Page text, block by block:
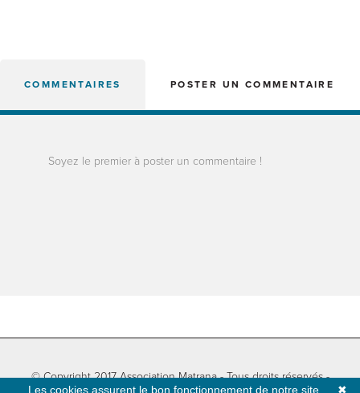
COMMENTAIRES POSTER UN COMMENTAIRE
Soyez le premier à poster un commentaire !
© Copyright 2017 Association Matrana - Tous droits réservés -
✖
Les cookies assurent le bon fonctionnement de notre site